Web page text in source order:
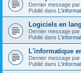
Dernier message par
Publié dans
Logiciels en
Dernier message par
Publié dans
L'informatique
Dernier message par
Publié dans